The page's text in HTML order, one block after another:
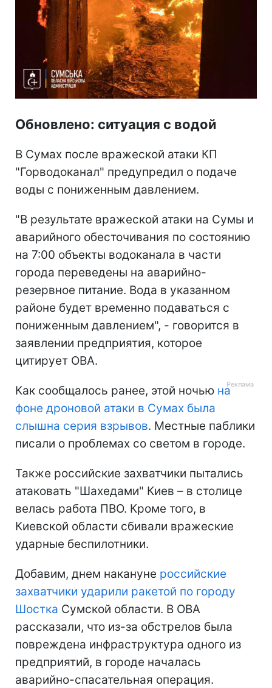
Обновлено: ситуация с водой
В Сумах после вражеской атаки КП
"Горводоканал" предупредил о подаче
воды с пониженным давлением.
"В результате вражеской атаки на Сумы и
аварийного обесточивания по состоянию
на 7:00 объекты водоканала в части
города переведены на аварийно-
резервное питание. Вода в указанном
районе будет временно подаваться с
пониженным давлением", - говорится в
заявлении предприятия, которое
цитирует ОВА.
Как сообщалось ранее, этой ночью на
фоне дроновой атаки в Сумах была
слышна серия взрывов. Местные паблики
писали о проблемах со светом в городе.
Также российские захватчики пытались
атаковать "Шахедами" Киев – в столице
велась работа ПВО. Кроме того, в
Киевской области сбивали вражеские
ударные беспилотники.
Добавим, днем ​​накануне российские
захватчики ударили ракетой по городу
Шостка Сумской области. В ОВА
рассказали, что из-за обстрелов была
повреждена инфраструктура одного из
предприятий, в городе началась
аварийно-спасательная операция.